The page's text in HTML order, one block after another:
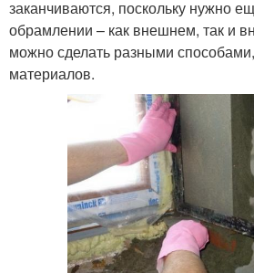
заканчиваются, поскольку нужно
обрамлении – как внешнем, так и
можно сделать разными
материалов.